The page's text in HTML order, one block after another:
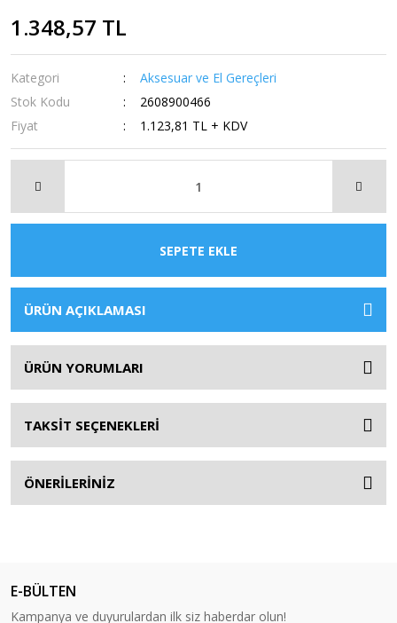
1.348,57 TL
Kategori
Aksesuar ve El Gereçleri
Stok Kodu
2608900466
Fiyat
1.123,81 TL + KDV
SEPETE EKLE
ÜRÜN AÇIKLAMASI
ÜRÜN YORUMLARI
TAKSİT SEÇENEKLERİ
ÖNERİLERİNİZ
E-BÜLTEN
Kampanya ve duyurulardan ilk siz haberdar olun!